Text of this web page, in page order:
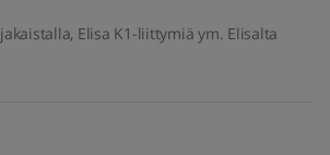
Elisa K1-liittymiä ym. Elisalta